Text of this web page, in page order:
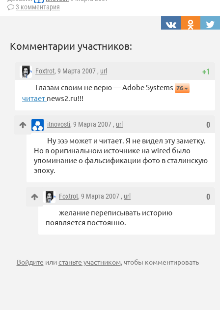
3 комментария
Комментарии участников:
+1
Foxtrot, 9 Марта 2007 , url
Глазам своим не верю — Adobe Systems 76
читает news2.ru!!!
0
itnovosti, 9 Марта 2007 , url
Ну эээ может и читает. Я не видел эту заметку.
Но в оригинальном источнике на wired было
упоминание о фальсификации фото в сталинскую
эпоху.
0
Foxtrot, 9 Марта 2007 , url
желание переписывать историю
появляется постоянно.
Войдите илистаньте участником, чтобы комментировать